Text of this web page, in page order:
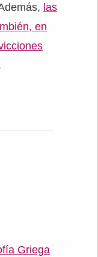
las
en
Griega